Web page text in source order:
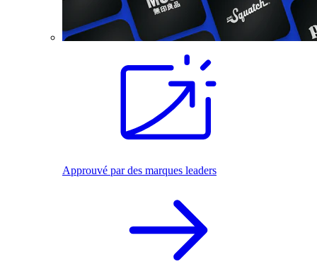
Approuvé par des marques leaders